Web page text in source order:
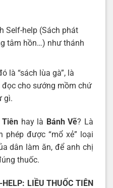
Self-help (Sách phát
tâm hồn…) như thánh
là “sách lùa gà”, là
đọc cho sướng mồm chứ
gì.
Tiên hay là Bánh Vẽ? Là
được “mổ xẻ” loại
dân làm ăn, để anh chị
thuốc.
LIỀU THUỐC TIÊN